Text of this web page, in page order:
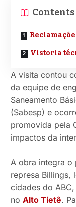
Contents
Vistoria
A visita contou
da equipe de
Saneamento
(Sabesp) e
promovida pela
impactos da
A obra integra o
represa Billings,
cidades do
noAlto Tietê.